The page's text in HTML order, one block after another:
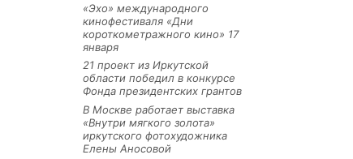
«Эхо» международного
кинофестиваля «Дни
короткометражного кино» 17
января
21 проект из Иркутской
области победил в конкурсе
Фонда президентских грантов
В Москве работает выставка
«Внутри мягкого золота»
иркутского фотохудожника
Елены Аносовой